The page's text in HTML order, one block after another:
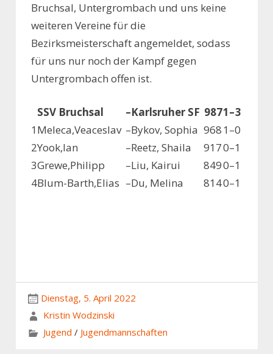
Bruchsal, Untergrombach und uns keine
weiteren Vereine für die
Bezirksmeisterschaft angemeldet, sodass
für uns nur noch der Kampf gegen
Untergrombach offen ist.
SSV Bruchsal –Karlsruher SF 9871–3
1Meleca,Veaceslav –Bykov, Sophia 9681–0
2Yook,Ian –Reetz, Shaila 9170–1
3Grewe,Philipp –Liu, Kairui 8490–1
4Blum-Barth,Elias –Du, Melina 8140–1
Dienstag, 5. April 2022
Kristin Wodzinski
Jugend / Jugendmannschaften